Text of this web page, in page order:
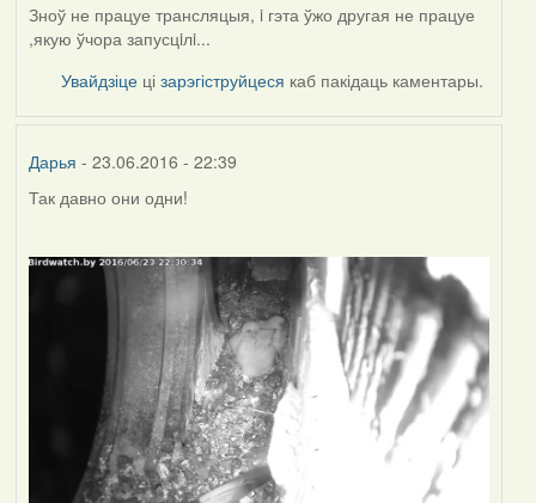
Зноў не працуе трансляцыя, i гэта ўжо другая не працуе
,якую ўчора запусцiлi...
Увайдзіце цізарэгіструйцеся каб пакідаць каментары.
Дарья - 23.06.2016 - 22:39
Так давно они одни!